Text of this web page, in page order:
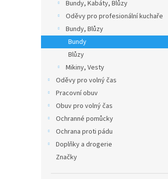
Bundy, Kabáty, Blůzy
Oděvy pro profesionální kuchaře
Bundy, Blůzy
Bundy
Blůzy
Mikiny, Vesty
Oděvy pro volný čas
Pracovní obuv
Obuv pro volný čas
Ochranné pomůcky
Ochrana proti pádu
Doplňky a drogerie
Značky